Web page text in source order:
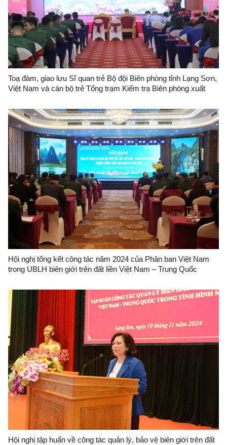
Toạ đàm, giao lưu Sĩ quan trẻ Bộ đội Biên phòng tỉnh Lạng Sơn,
Việt Nam và cán bộ trẻ Tổng trạm Kiểm tra Biên phòng xuất
Hội nghị tổng kết công tác năm 2024 của Phân ban Việt Nam
trong UBLH biên giới trên đất liền Việt Nam – Trung Quốc
Hội nghị tập huấn về công tác quản lý, bảo vệ biên giới trên đất